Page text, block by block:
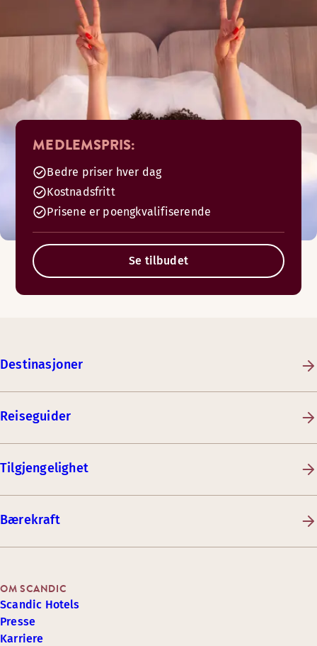
MEDLEMSPRIS:
Bedre priser hver dag
Kostnadsfritt
Prisene er poengkvalifiserende
Se tilbudet
Destinasjoner
Reiseguider
Tilgjengelighet
Bærekraft
OM SCANDIC
Scandic Hotels
Presse
Karriere